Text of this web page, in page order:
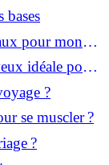
bases
pour mon
idéale pour
?
se muscler ?
?